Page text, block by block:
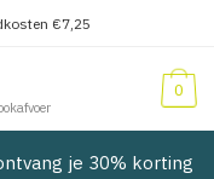
€7,25
0
je 30% korting